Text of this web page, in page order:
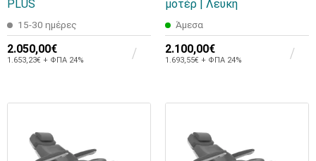
PLUS
15-30 ημέρες
2.050,00€
1.653,23€ + ΦΠΑ 24%
μοτέρ | Λευκή
Άμεσα
2.100,00€
1.693,55€ + ΦΠΑ 24%